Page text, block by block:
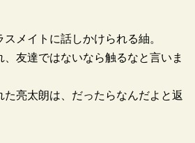
メイトに話しかけられる紬。
友達ではないなら触るなと言いま
亮太朗は、だったらなんだよと返